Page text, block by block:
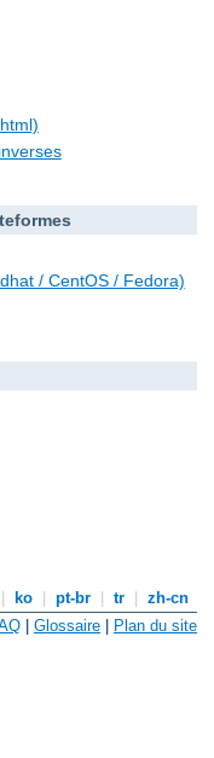
/ CentOS / Fedora)
ko pt-br tr
zh-cn
| Glossaire | Plan du site